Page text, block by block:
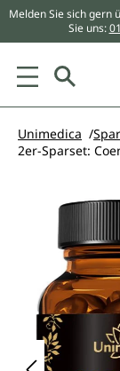
springen
Melden Sie sich gern
Sie uns:
Unimedica
Bildergalerie